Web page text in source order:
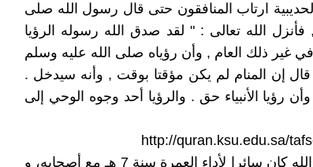
ارتاب المنافقون حتى قال رسول الله صلى
الله تعالى : " لقد صدق الله رسوله الرؤيا
غير ذلك العام , وأن رؤياه صلى الله عليه وسلم
إن المنام لم يكن مؤقتا بوقت , وأنه سيدخل .
رؤيا الأنبياء حق . والرؤيا أحد وجوه الوحي إلى
http://quran.ksu.edu.sa/
وكما هو واضح فان محمد بن عبدالله كان سائرا لأداء العمرة سنة 7 هـ مع أصحابه، و